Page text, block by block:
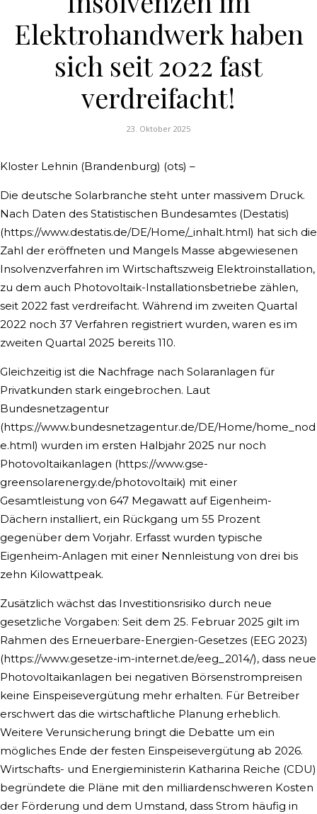
Weik
Elektrohandwerk haben
sich seit 2022 fast
verdreifacht!
23. Oktober 2025
Kloster Lehnin (Brandenburg) (ots) –
Die deutsche Solarbranche steht unter massivem Druck.
Nach Daten des Statistischen Bundesamtes (Destatis)
(https://www.destatis.de/DE/Home/_inhalt.html) hat sich die
Zahl der eröffneten und Mangels Masse abgewiesenen
Insolvenzverfahren im Wirtschaftszweig Elektroinstallation,
zu dem auch Photovoltaik-Installationsbetriebe zählen,
seit 2022 fast verdreifacht. Während im zweiten Quartal
2022 noch 37 Verfahren registriert wurden, waren es im
zweiten Quartal 2025 bereits 110.
Gleichzeitig ist die Nachfrage nach Solaranlagen für
Privatkunden stark eingebrochen. Laut
Bundesnetzagentur
(https://www.bundesnetzagentur.de/DE/Home/home_nod
e.html) wurden im ersten Halbjahr 2025 nur noch
Photovoltaikanlagen (https://www.gse-
greensolarenergy.de/photovoltaik) mit einer
Gesamtleistung von 647 Megawatt auf Eigenheim-
Dächern installiert, ein Rückgang um 55 Prozent
gegenüber dem Vorjahr. Erfasst wurden typische
Eigenheim-Anlagen mit einer Nennleistung von drei bis
zehn Kilowattpeak.
Zusätzlich wächst das Investitionsrisiko durch neue
gesetzliche Vorgaben: Seit dem 25. Februar 2025 gilt im
Rahmen des Erneuerbare-Energien-Gesetzes (EEG 2023)
(https://www.gesetze-im-internet.de/eeg_2014/), dass neue
Photovoltaikanlagen bei negativen Börsenstrompreisen
keine Einspeisevergütung mehr erhalten. Für Betreiber
erschwert das die wirtschaftliche Planung erheblich.
Weitere Verunsicherung bringt die Debatte um ein
mögliches Ende der festen Einspeisevergütung ab 2026.
Wirtschafts- und Energieministerin Katharina Reiche (CDU)
begründete die Pläne mit den milliardenschweren Kosten
der Förderung und dem Umstand, dass Strom häufig in